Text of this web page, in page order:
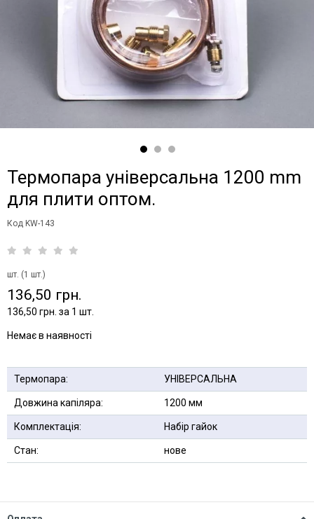
Термопара універсальна 1200 mm
для плити оптом.
Код KW-143
шт. (1 шт.)
136,50 грн.
136,50 грн. за 1 шт.
Немає в наявності
Термопара: УНІВЕРСАЛЬНА
Довжина капіляра: 1200 мм
Комплектація: Набір гайок
Стан: нове